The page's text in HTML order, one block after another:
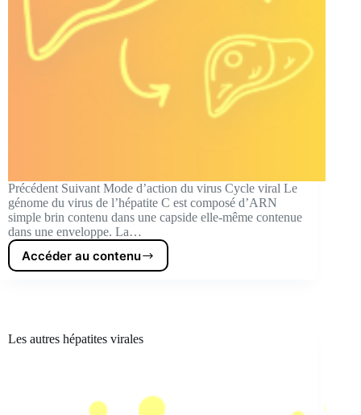
Précédent Suivant Mode d’action du virus Cycle viral Le
génome du virus de l’hépatite C est composé d’ARN
simple brin contenu dans une capside elle-même contenue
dans une enveloppe. La…
Accéder au contenu
Mode
Les autres hépatites virales